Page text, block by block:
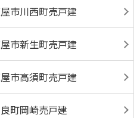
市川西町売戸建
市新生町売戸建
市高須町売戸建
町岡崎売戸建